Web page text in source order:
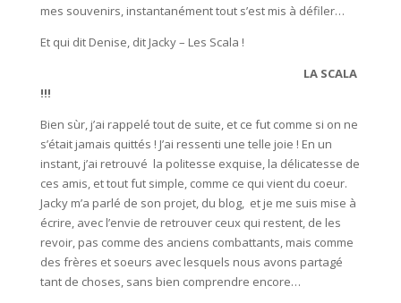
mes souvenirs, instantanément tout s’est mis à défiler…
Et qui dit Denise, dit Jacky – Les Scala !
LA SCALA
!!!
Bien sùr, j’ai rappelé tout de suite, et ce fut comme si on ne
s’était jamais quittés ! J’ai ressenti une telle joie ! En un
instant, j’ai retrouvé la politesse exquise, la délicatesse de
ces amis, et tout fut simple, comme ce qui vient du coeur.
Jacky m’a parlé de son projet, du blog, et je me suis mise à
écrire, avec l’envie de retrouver ceux qui restent, de les
revoir, pas comme des anciens combattants, mais comme
des frères et soeurs avec lesquels nous avons partagé
tant de choses, sans bien comprendre encore…